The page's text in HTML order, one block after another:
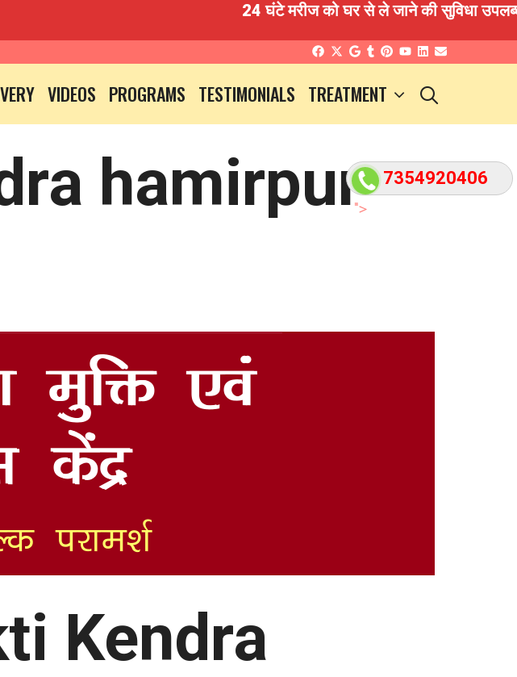
">
7354920406
24 घंटे मरीज को घर से ले जाने की सुविधा उपलब्ध है
VIDEOS PROGRAMS TESTIMONIALS TREATMENT
hamirpur –
Kendra